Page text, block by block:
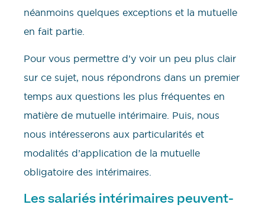
néanmoins quelques exceptions et la mutuelle
en fait partie.
Pour vous permettre d’y voir un peu plus clair
sur ce sujet, nous répondrons dans un premier
temps aux questions les plus fréquentes en
matière de mutuelle intérimaire. Puis, nous
nous intéresserons aux particularités et
modalités d’application de la mutuelle
obligatoire des intérimaires.
Les salariés intérimaires peuvent-